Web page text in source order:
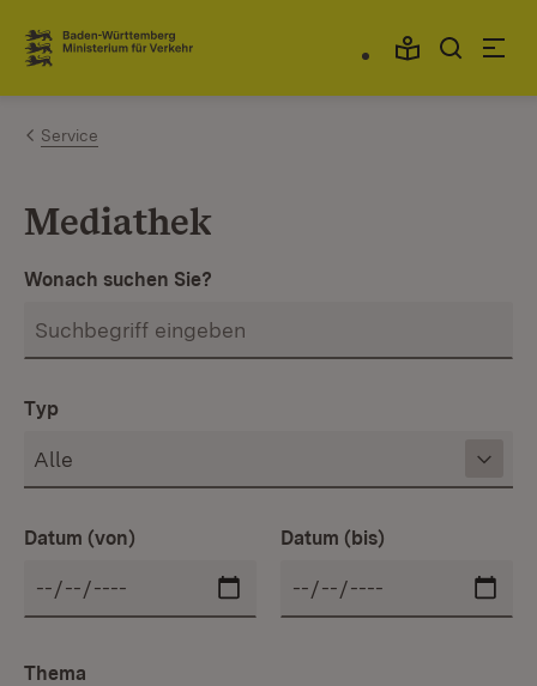
Zum Inhalt springen
Link zur Startseite
Service
Mediathek
Wonach suchen Sie?
Typ
Datum (von) Datum (bis)
Thema